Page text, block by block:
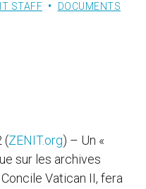
STAFF DOCUMENTS
(ZENIT.org) – Un «
sur les archives
Vatican II, fera